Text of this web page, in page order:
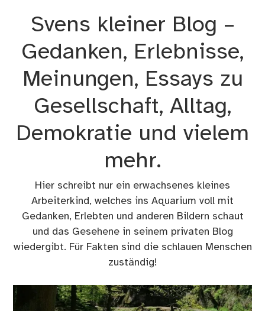
Svens kleiner Blog –
Gedanken, Erlebnisse,
Meinungen, Essays zu
Gesellschaft, Alltag,
Demokratie und vielem
mehr.
Hier schreibt nur ein erwachsenes kleines
Arbeiterkind, welches ins Aquarium voll mit
Gedanken, Erlebten und anderen Bildern schaut
und das Gesehene in seinem privaten Blog
wiedergibt. Für Fakten sind die schlauen Menschen
zuständig!